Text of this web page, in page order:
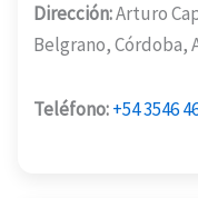
Dirección:Arturo
Belgrano, Córdoba,
Teléfono:+54 3546